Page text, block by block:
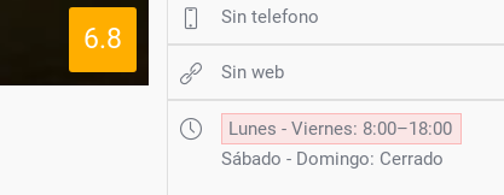
6.8
Sin telefono
Sin web
Lunes - Viernes: 8:00–18:00
Sábado - Domingo: Cerrado